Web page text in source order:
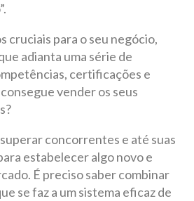
cruciais para o seu negócio,
adianta uma série de
certificações e
vender os seus
concorrentes e até suas
estabelecer algo novo e
É preciso saber combinar
se faz a um sistema eficaz de